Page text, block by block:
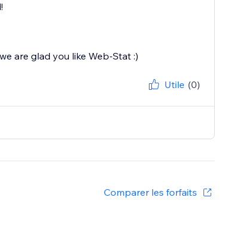
are glad you like Web-Stat :)
Utile (0)
Comparer les forfaits